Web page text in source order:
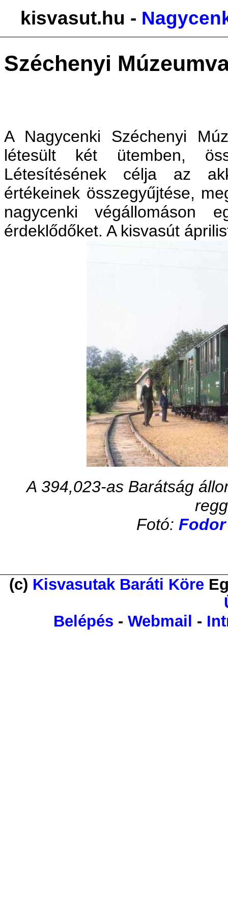
kisvasut.hu -
Széchenyi
A Nagycenki Széchenyi
létesült két ütemben,
Létesítésének célja az
értékeinek összegyűjtése,
nagycenki végállomáson
érdeklődőket. A kisvasút
A 394,023-as Barátság
Fotó:
(c) Kisvasutak Baráti Köre
Belépés - Webmail -